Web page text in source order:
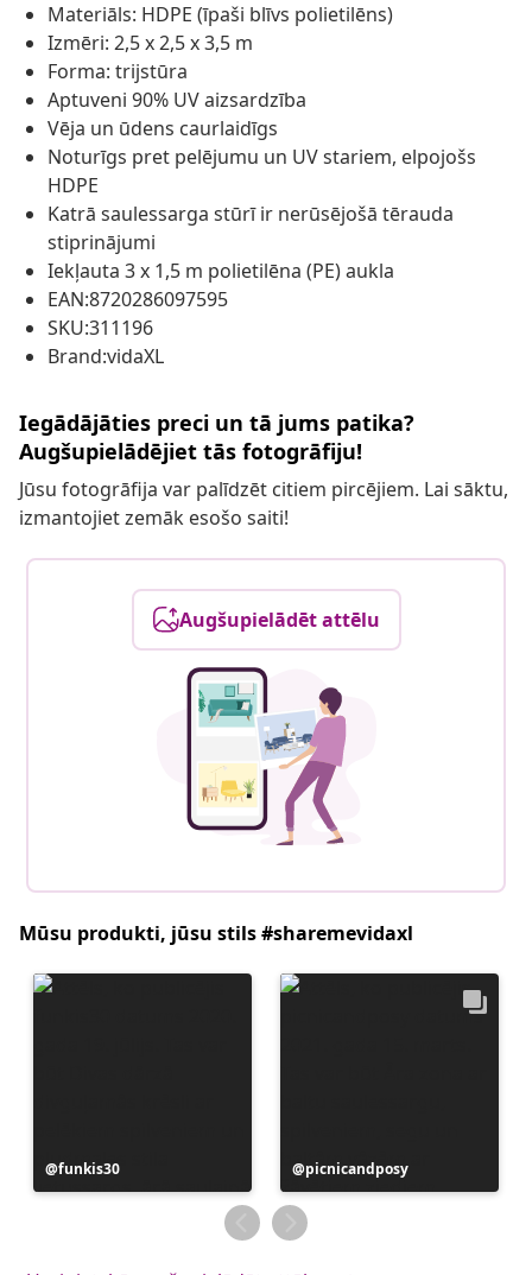
Materiāls: HDPE (īpaši blīvs polietilēns)
Izmēri: 2,5 x 2,5 x 3,5 m
Forma: trijstūra
Aptuveni 90% UV aizsardzība
Vēja un ūdens caurlaidīgs
Noturīgs pret pelējumu un UV stariem, elpojošs
HDPE
Katrā saulessarga stūrī ir nerūsējošā tērauda
stiprinājumi
Iekļauta 3 x 1,5 m polietilēna (PE) aukla
EAN:8720286097595
SKU:311196
Brand:vidaXL
Iegādājāties preci un tā jums patika?
Augšupielādējiet tās fotogrāfiju!
Jūsu fotogrāfija var palīdzēt citiem pircējiem. Lai sāktu,
izmantojiet zemāk esošo saiti!
Augšupielādēt attēlu
Mūsu produkti, jūsu stils #sharemevidaxl
Ierakstu
publicējis
funkis30
Ierakstu
publicējis
picnicandposy